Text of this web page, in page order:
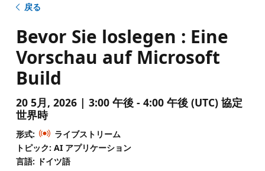
戻る
Bevor Sie loslegen : Eine
Vorschau auf Microsoft
Build
20 5月, 2026 | 3:00 午後 - 4:00 午後 (UTC) 協定
世界時
形式:
ライブストリーム
トピック: AI アプリケーション
言語: ドイツ語